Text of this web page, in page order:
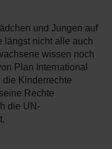
und Jungen auf
längst nicht alle auch
wissen noch
Plan International
die Kinderrechte
Rechte
die UN-